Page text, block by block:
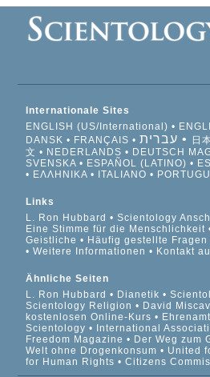
Internationale Sites
ENGLISH (US/International)
DANSK
FRANÇAIS עברית 日
文
NEDERLANDS DEUTSCH
SVENSKA
ESPAÑOL (LATINO)
ΕΛΛΗΝΙΚA
ITALIANO
Links
L. Ron Hubbard
Scientology
Eine Stimme für die Menschlichkeit
Geistliche
Häufig gestellte Fragen
Weitere Informationen
Kontakt
Ähnliche Seiten
L. Ron Hubbard
Dianetik
Scientology Religion
David
kostenlosen Online-Kurs
Scientology
International
Freedom Magazine
Der Weg zum
Welt ohne Drogenkonsum
United
for Human Rights
Citizens